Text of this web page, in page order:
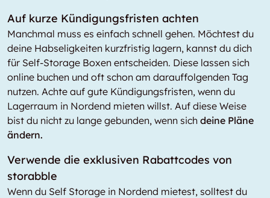
Auf kurze Kündigungsfristen achten
Manchmal muss es einfach schnell gehen. Möchtest du
deine Habseligkeiten kurzfristig lagern, kannst du dich
für Self-Storage Boxen entscheiden. Diese lassen sich
online buchen und oft schon am darauffolgenden Tag
nutzen. Achte auf gute Kündigungsfristen, wenn du
Lagerraum in Nordend mieten willst. Auf diese Weise
bist du nicht zu lange gebunden, wenn sich deine Pläne
ändern.
Verwende die exklusiven Rabattcodes von
storabble
Wenn du Self Storage in Nordend mietest, solltest du